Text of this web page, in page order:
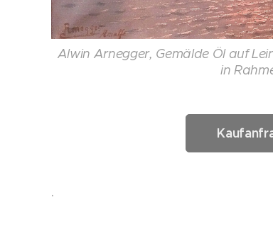
Alwin Arnegger, Gemälde Öl auf
in
.